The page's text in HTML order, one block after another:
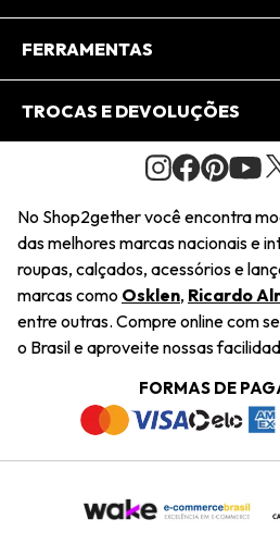
Journal
Saiu na Mídia
Sustentabilidade
Navegando
Termos e Condições
Trabalhe Conosco
Central de Relacionamento
Regulamento e Promoções
FERRAMENTAS
Minha Conta
Pedido de Presente
Wishlist
TROCAS E DEVOLUÇÕES
Condições Gerais
Troca Fácil
Restituição de Pagamento
Dúvidas Frequentes
Termos e Condições
Política de Privacidade
No Shop2gether você encontra
das melhores marcas nacionais e
roupas, calçados, acessórios e
marcas como Osklen, Ricardo
entre outras. Compre online com
o Brasil e aproveite nossas
FORMAS DE